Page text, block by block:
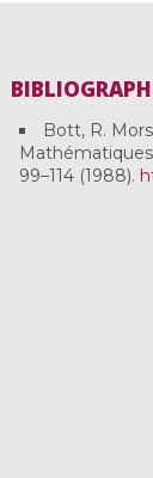
Bott, R.
99–114 (1988).